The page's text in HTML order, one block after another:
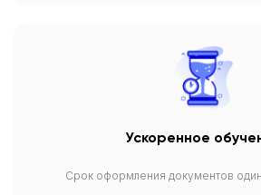
Ускоренное
Срок оформления документов